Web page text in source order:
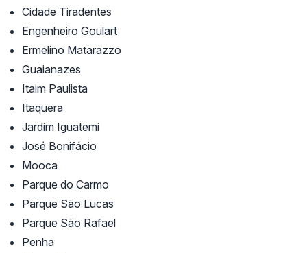
Cidade Tiradentes
Engenheiro Goulart
Ermelino Matarazzo
Guaianazes
Itaim Paulista
Itaquera
Jardim Iguatemi
José Bonifácio
Mooca
Parque do Carmo
Parque São Lucas
Parque São Rafael
Penha